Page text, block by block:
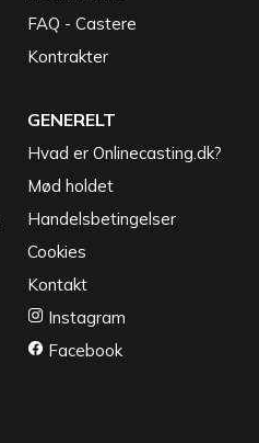
FAQ - Castere
Kontrakter
GENERELT
Hvad er Onlinecasting.dk?
Mød holdet
Handelsbetingelser
Cookies
Kontakt
Instagram
Facebook